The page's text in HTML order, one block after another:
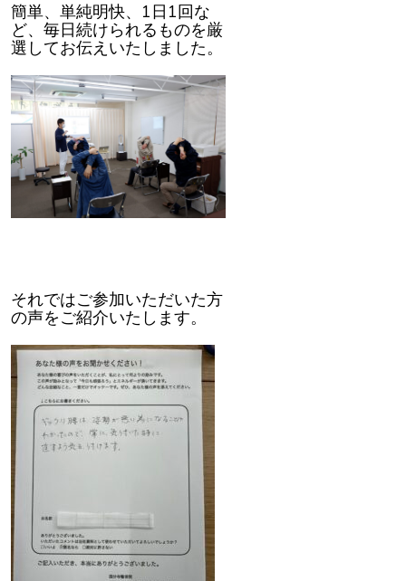
簡単、単純明快、1日1回な
ど、毎日続けられるものを厳
選してお伝えいたしました。
それではご参加いただいた方
の声をご紹介いたします。